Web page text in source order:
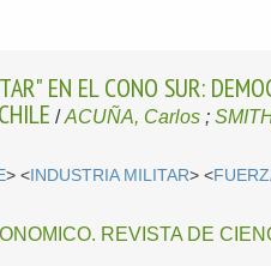
EN EL CONO SUR:
/ACUÑA, Carlos ;
> <INDUSTRIA MILITAR> <
REVISTA DE